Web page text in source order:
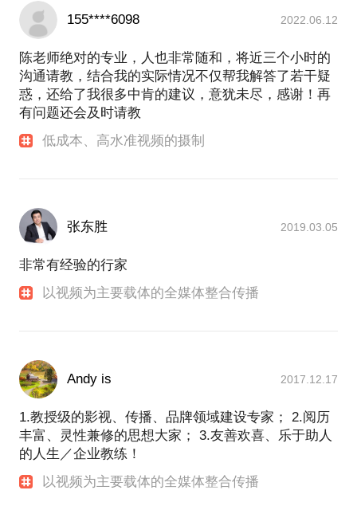
155****6098 2022.06.12
陈老师绝对的专业，人也非常随和，将近三个小时的
沟通请教，结合我的实际情况不仅帮我解答了若干疑
惑，还给了我很多中肯的建议，意犹未尽，感谢！再
有问题还会及时请教
低成本、高水准视频的摄制
张东胜 2019.03.05
非常有经验的行家
以视频为主要载体的全媒体整合传播
Andy is 2017.12.17
1.教授级的影视、传播、品牌领域建设专家； 2.阅历
丰富、灵性兼修的思想大家； 3.友善欢喜、乐于助人
的人生／企业教练！
以视频为主要载体的全媒体整合传播